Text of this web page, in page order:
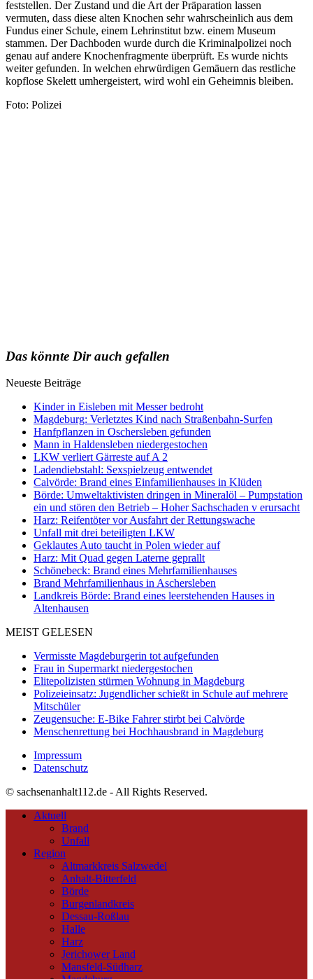
feststellen. Der Zustand und die Art der Präparation lassen
vermuten, dass diese alten Knochen sehr wahrscheinlich aus dem
Fundus einer Schule, einem Lehrinstitut bzw. einem Museum
stammen. Der Dachboden wurde durch die Kriminalpolizei noch
genau auf andere Knochenfragmente überprüft. Es wurde nichts
weiter gefunden. In welchen ehrwürdigen Gemäuern das restliche
kopflose Skelett umhergeistert, wird wohl ein Geheimnis bleiben.
Foto: Polizei
Das könnte Dir auch gefallen
Neueste Beiträge
Kinder in Eisleben mit Messer bedroht
Magdeburg: Verletztes Kind nach Straßenbahn-Surfen
Hanfpflanzen in Oschersleben gefunden
Mann in Haldensleben niedergestochen
LKW verliert Gärreste auf A 2
Ladendiebstahl: Sexspielzeug entwendet
Calvörde: Brand eines Einfamilienhauses in Klüden
Börde: Umweltaktivisten dringen in Mineralöl – Pumpstation
ein und stören den Betrieb – Hoher Sachschaden v erursacht
Harz: Reifentöter vor Ausfahrt der Rettungswache
Unfall mit drei beteiligten LKW
Geklautes Auto taucht in Polen wieder auf
Harz: Mit Quad gegen Laterne geprallt
Schönebeck: Brand eines Mehrfamilienhauses
Brand Mehrfamilienhaus in Aschersleben
Landkreis Börde: Brand eines leerstehenden Hauses in
Altenhausen
MEIST GELESEN
Vermisste Magdeburgerin tot aufgefunden
Frau in Supermarkt niedergestochen
Elitepolizisten stürmen Wohnung in Magdeburg
Polizeieinsatz: Jugendlicher schießt in Schule auf mehrere
Mitschüler
Zeugensuche: E-Bike Fahrer stirbt bei Calvörde
Menschenrettung bei Hochhausbrand in Magdeburg
Impressum
Datenschutz
© sachsenanhalt112.de - All Rights Reserved.
Aktuell
Brand
Unfall
Region
Altmarkkreis Salzwedel
Anhalt-Bitterfeld
Börde
Burgenlandkreis
Dessau-Roßlau
Halle
Harz
Jerichower Land
Mansfeld-Südharz